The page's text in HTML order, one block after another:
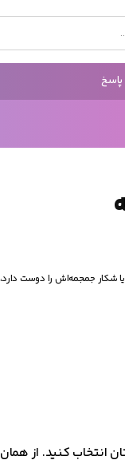
شکار جمجمه‌اش را دوست
انتخاب کنید. از